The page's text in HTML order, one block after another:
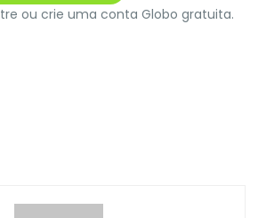
ou crie uma conta Globo gratuita.